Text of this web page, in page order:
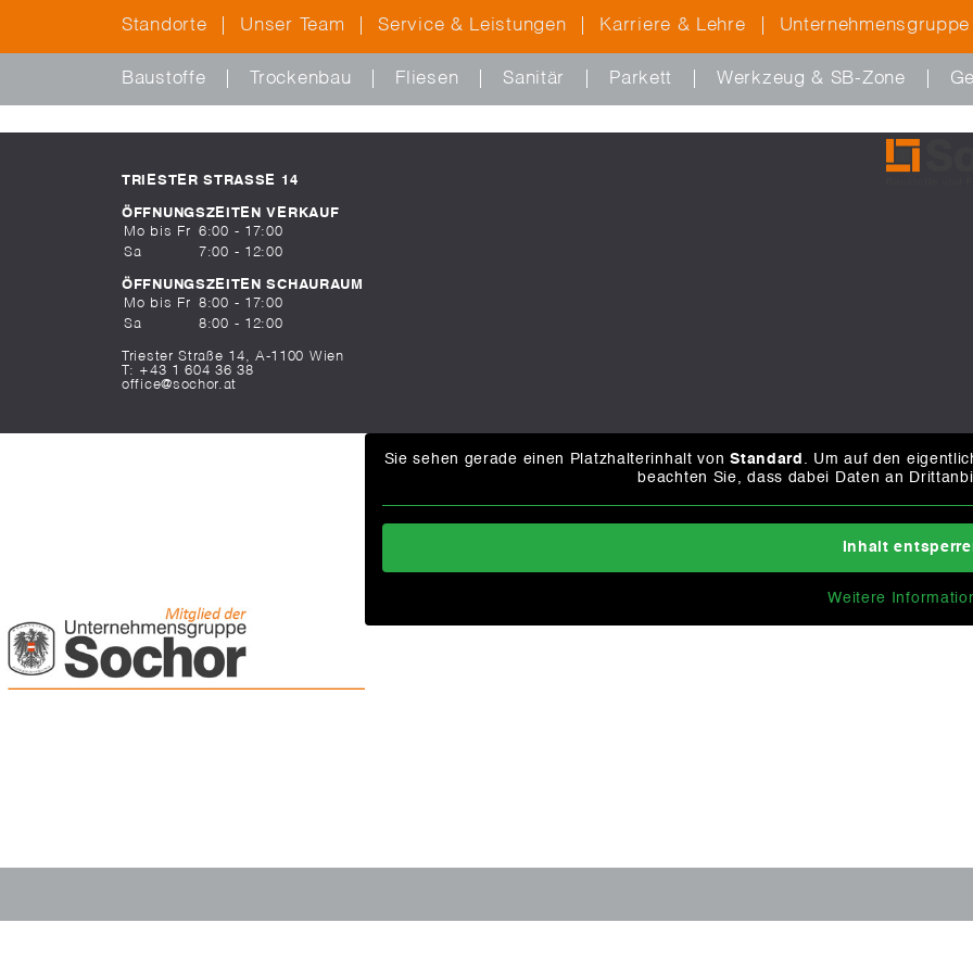
Standorte Unser Team Service & Leistungen Karriere & Lehre Unternehmensgruppe
Baustoffe Trockenbau Fliesen Sanitär Parkett Werkzeug & SB-Zone
TRIESTER STRASSE 14
ÖFFNUNGSZEITEN VERKAUF
Mo bis Fr
6:00 - 17:00
Sa
7:00 - 12:00
ÖFFNUNGSZEITEN SCHAURAUM
Mo bis Fr
8:00 - 17:00
Sa
8:00 - 12:00
Triester Straße 14, A-1100 Wien
T: +43 1 604 36 38
office@sochor.at
Sie sehen gerade einen Platzhalterinhalt vonStandard . Um auf den
beachten Sie, dass dabei Daten an
Inhalt
Weitere